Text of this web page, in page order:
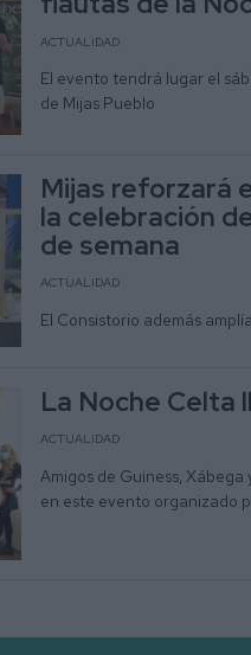
ACTUALIDAD
El evento tendrá lugar el
de Mijas Pueblo
Mijas reforzará
la celebración
de semana
ACTUALIDAD
El Consistorio además
La Noche Celta
ACTUALIDAD
Amigos de Guiness,
en este evento organizado